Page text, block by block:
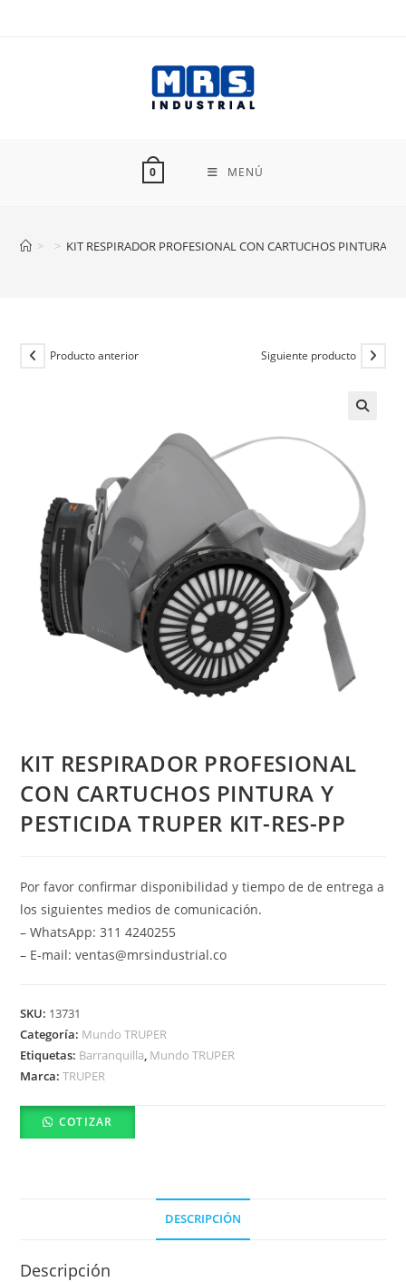
0 MENÚ
> > KIT RESPIRADOR PROFESIONAL CON CARTUCHOS PINTURA Y
Producto anterior Siguiente producto
KIT RESPIRADOR PROFESIONAL
CON CARTUCHOS PINTURA Y
PESTICIDA TRUPER KIT-RES-PP
Por favor confirmar disponibilidad y tiempo de de entrega a
los siguientes medios de comunicación.
– WhatsApp: 311 4240255
– E-mail: ventas@mrsindustrial.co
SKU: 13731
Categoría: Mundo TRUPER
Etiquetas: Barranquilla, Mundo TRUPER
Marca:TRUPER
COTIZAR
DESCRIPCIÓN
Descripción